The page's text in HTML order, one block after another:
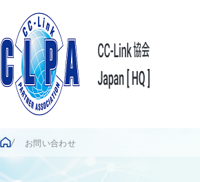
お問い合わせ